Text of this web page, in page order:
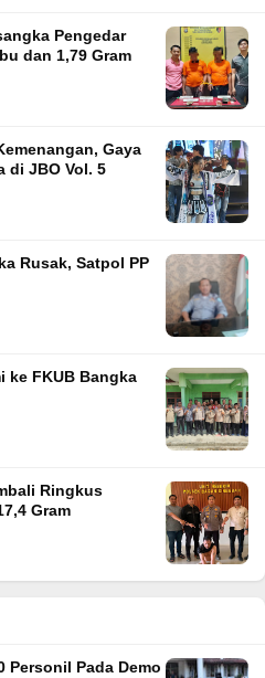
Pengedar
dan 1,79 Gram
Gaya
di JBO Vol. 5
Rusak, Satpol PP
ke FKUB Bangka
Ringkus
17,4 Gram
Personil Pada Demo